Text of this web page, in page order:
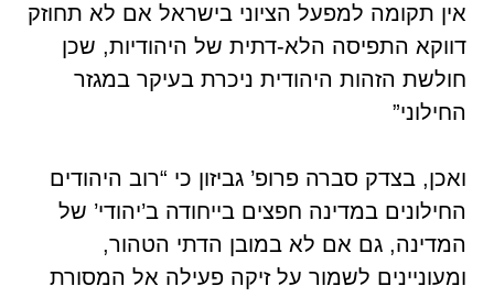
אין תקומה למפעל הציוני בישראל אם לא תחוזק
דווקא התפיסה הלא-דתית של היהודיות, שכן
חולשת הזהות היהודית ניכרת בעיקר במגזר
החילוני”
ואכן, בצדק סברה פרופ’ גביזון כי “רוב היהודים
החילונים במדינה חפצים בייחודה ב’יהודי’ של
המדינה, גם אם לא במובן הדתי הטהור,
ומעוניינים לשמור על זיקה פעילה אל המסורת